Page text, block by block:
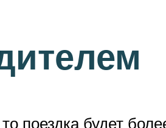
поездка будет